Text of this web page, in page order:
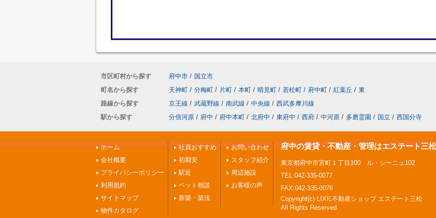
市区町村から探す 府中市 / 国立市
町名から探す
天神町 / 分梅町 / 片町 / 本町 / 晴見町 / 若松町 / 府中町 / 紅葉丘 / 東
路線から探す
京王線 / 武蔵野線 / 南武線 / 中央線 / 西武多摩川線
駅から探す
分倍河原 / 府中 / 府中本町 / 北府中 / 東府中 / 西府 / 中河原 / 多磨霊園 / 国立 / 西国分寺
ホーム
会社概要
プライバシーポリシー
利用規約
サイトマップ
物件カタログ
社員おすすめ
初期安
駅近
ペット相談
新築・築浅
お問い合わせ
スタッフ紹介
周辺施設
お客様の声
府中の賃貸・不動産・管理はエステート三松
東京都府中市宮町１丁目100 ル・シーニュ102
TEL:042-335-0077
FAX:042-335-0076
Copyright(c) LIXIL不動産ショップ エステート三松
All Rights Reserved.